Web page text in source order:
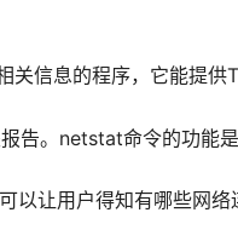
信息的程序，它能提供
告。netstat命令的功能
以让用户得知有哪些网络